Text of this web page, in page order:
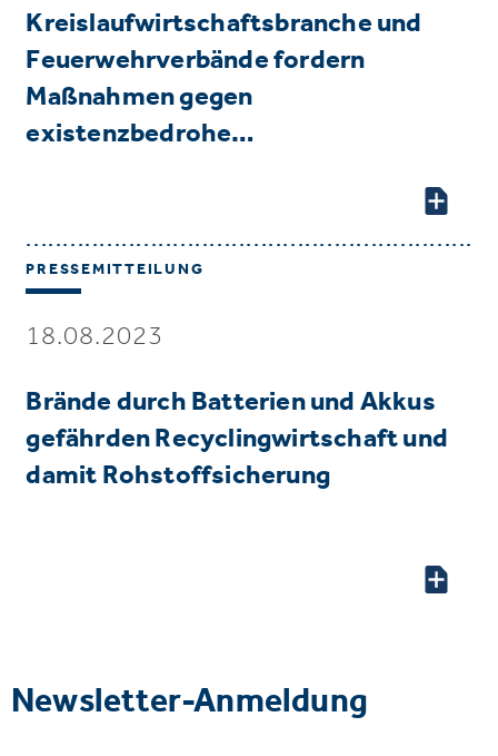
Kreislaufwirtschaftsbranche und
Feuerwehrverbände fordern
Maßnahmen gegen
existenzbedrohe…
PRESSEMITTEILUNG
18.08.2023
Brände durch Batterien und Akkus
gefährden Recyclingwirtschaft und
damit Rohstoffsicherung
Newsletter-Anmeldung